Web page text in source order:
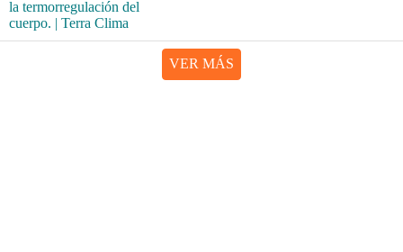
VER MÁS